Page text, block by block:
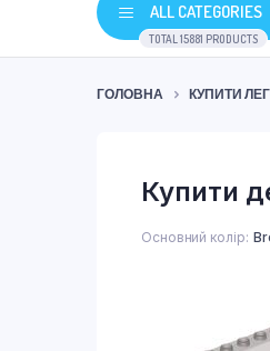
ALL CATEGORIES
TOTAL 15881 PRODUCTS
ГОЛОВНА КУПИТИ
Купити
Основний колір